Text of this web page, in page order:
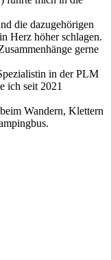
die dazugehörigen
Herz höher schlagen.
gerne
in der PLM
ich seit 2021
Wandern, Klettern